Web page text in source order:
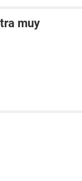
muy